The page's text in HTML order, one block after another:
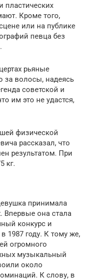
пластических
Кроме того,
или на публике
певца без
рьяные
за волосы, надеясь
советской и
им это не удастся,
физической
рассказал, что
результатом. При
кг.
принимала
Впервые она стала
конкурс и
1987 году. К тому же,
огромного
музыкальный
около
К слову, в